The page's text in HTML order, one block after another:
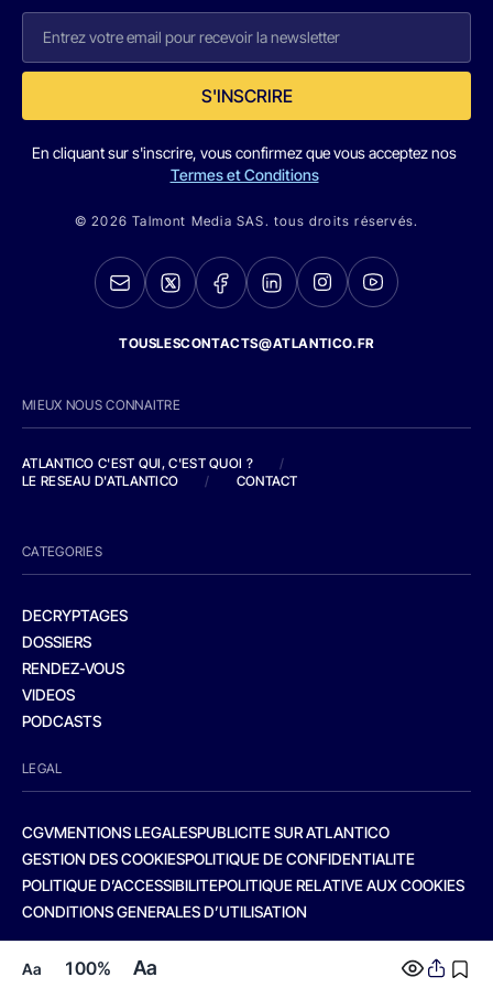
Aa 100% Aa
S'INSCRIRE
En cliquant sur s'inscrire, vous confirmez que vous acceptez nos
Termes et Conditions
© 2026 Talmont Media SAS. tous droits réservés.
TOUSLESCONTACTS@ATLANTICO.FR
MIEUX NOUS CONNAITRE
ATLANTICO C'EST QUI, C'EST QUOI ?
/
LE RESEAU D'ATLANTICO
/ CONTACT
CATEGORIES
DECRYPTAGES
DOSSIERS
RENDEZ-VOUS
VIDEOS
PODCASTS
LEGAL
CGVMENTIONS LEGALESPUBLICITE SUR ATLANTICO
GESTION DES COOKIESPOLITIQUE DE CONFIDENTIALITE
POLITIQUE D’ACCESSIBILITEPOLITIQUE RELATIVE AUX COOKIES
CONDITIONS GENERALES D’UTILISATION